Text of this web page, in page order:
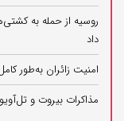
روسیه از حمله به
داد
امنیت زائران به‌طور
مذاکرات بیروت و